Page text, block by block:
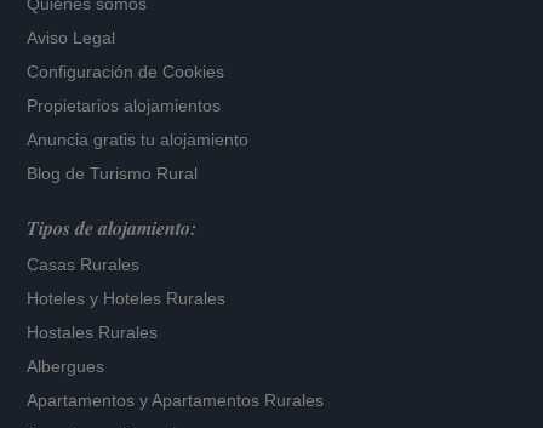
Aviso Legal
Configuración de Cookies
Propietarios alojamientos
Anuncia gratis tu alojamiento
Blog de Turismo Rural
Tipos de alojamiento:
Casas Rurales
Hoteles y Hoteles Rurales
Hostales Rurales
Albergues
Apartamentos yApartamentos Rurales